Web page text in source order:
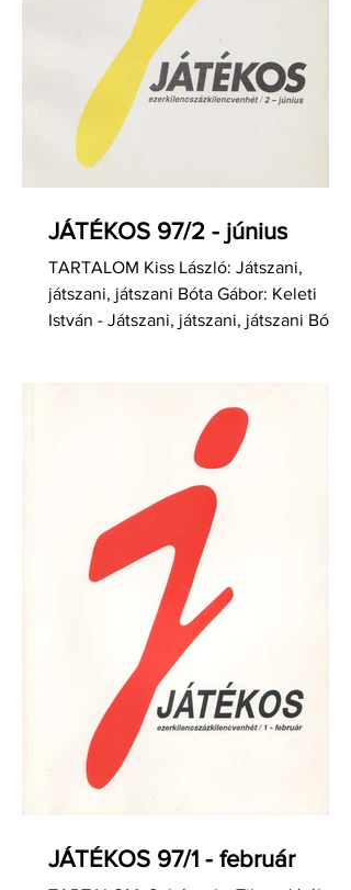
JÁTÉKOS 97/2 - június
TARTALOM Kiss László: Játszani,
játszani, játszani Bóta Gábor: Keleti
István - Játszani, játszani, játszani Bóta
JÁTÉKOS 97/1 - február